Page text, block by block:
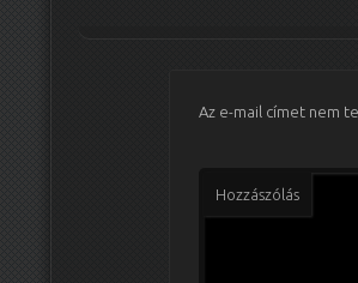
Az e-mail címet nem
Hozzászólás